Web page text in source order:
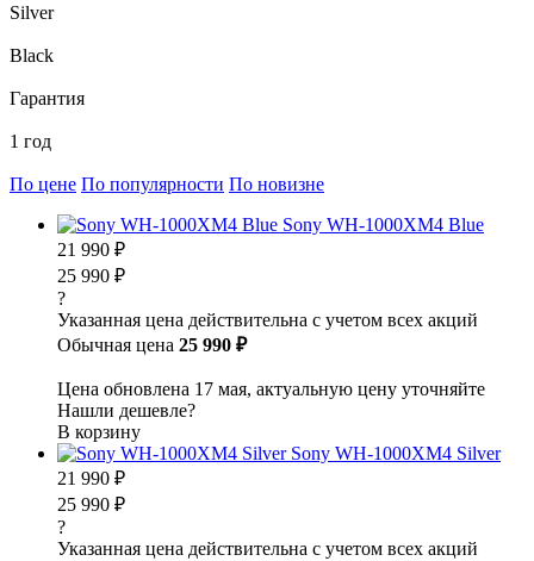
Silver
Black
Гарантия
1 год
По цене По популярности По новизне
Sony WH-1000XM4 Blue
21 990 ₽
25 990 ₽
?
Указанная цена действительна с учетом всех акций
Обычная цена 25 990 ₽
Цена обновлена 17 мая, актуальную цену уточняйте
Нашли дешевле?
В корзину
Sony WH-1000XM4 Silver
21 990 ₽
25 990 ₽
?
Указанная цена действительна с учетом всех акций